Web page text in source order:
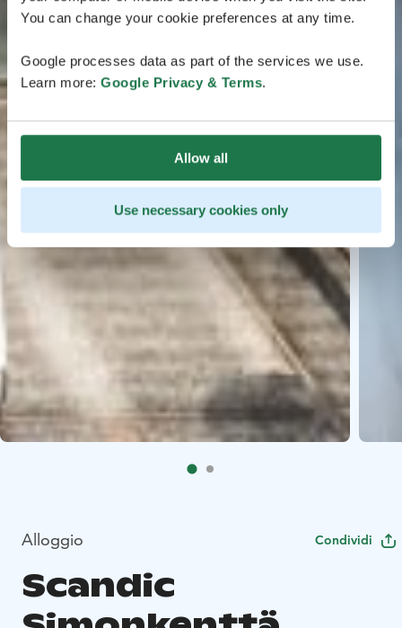
You can change your cookie preferences at any time.
Google processes data as part of the services we use.
Learn more: Google Privacy & Terms.
Allow all
Use necessary cookies only
Alloggio Condividi
Scandic